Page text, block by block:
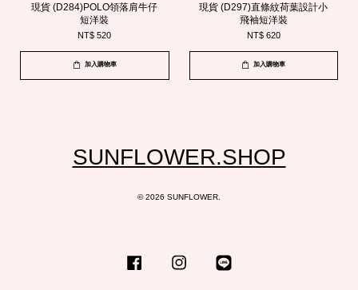
現貨 (D284)POLO領落肩牛仔
短洋裝
NT$ 520
加入購物車
現貨 (D297)直條紋荷葉設計小
飛袖短洋裝
NT$ 620
加入購物車
SUNFLOWER.SHOP
© 2026 SUNFLOWER.
Facebook Instagram